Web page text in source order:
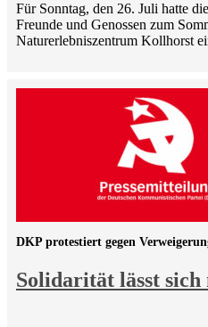
Für Sonntag, den 26. Juli hatte
Freunde und Genossen zum
Naturerlebniszentrum Kollhorst
Solidarität lässt
DKP protestiert gegen